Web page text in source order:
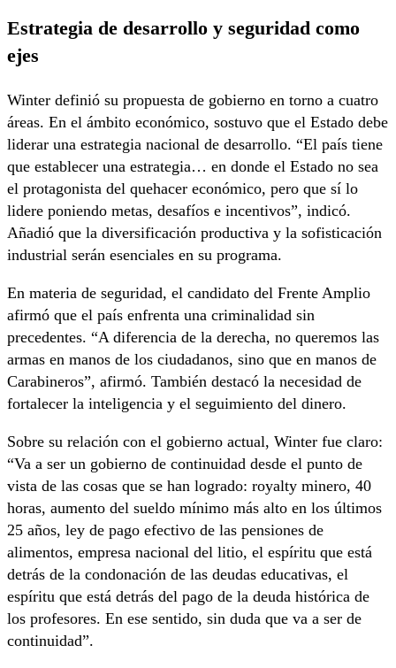
Estrategia de desarrollo y seguridad como
ejes
Winter definió su propuesta de gobierno en torno a cuatro
áreas. En el ámbito económico, sostuvo que el Estado debe
liderar una estrategia nacional de desarrollo. “El país tiene
que establecer una estrategia… en donde el Estado no sea
el protagonista del quehacer económico, pero que sí lo
lidere poniendo metas, desafíos e incentivos”, indicó.
Añadió que la diversificación productiva y la sofisticación
industrial serán esenciales en su programa.
En materia de seguridad, el candidato del Frente Amplio
afirmó que el país enfrenta una criminalidad sin
precedentes. “A diferencia de la derecha, no queremos las
armas en manos de los ciudadanos, sino que en manos de
Carabineros”, afirmó. También destacó la necesidad de
fortalecer la inteligencia y el seguimiento del dinero.
Sobre su relación con el gobierno actual, Winter fue claro:
“Va a ser un gobierno de continuidad desde el punto de
vista de las cosas que se han logrado: royalty minero, 40
horas, aumento del sueldo mínimo más alto en los últimos
25 años, ley de pago efectivo de las pensiones de
alimentos, empresa nacional del litio, el espíritu que está
detrás de la condonación de las deudas educativas, el
espíritu que está detrás del pago de la deuda histórica de
los profesores. En ese sentido, sin duda que va a ser de
continuidad”.